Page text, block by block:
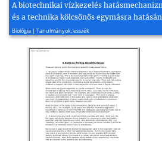
A biotechnikai vízkezelés
és a technika kölcsönös egymásra
Biológia | Tanulmányok, esszék
2001, 138 oldal